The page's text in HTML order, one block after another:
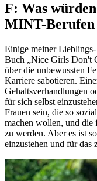
F: Was
MINT-Berufen
Einige meiner
Buch „Nice Girls Don't
über die unbewussten
Karriere sabotieren.
Gehaltsverhandlungen
für sich selbst
Frauen sein, die so
machen wollen, und die
zu werden. Aber es ist
einzustehen und für das